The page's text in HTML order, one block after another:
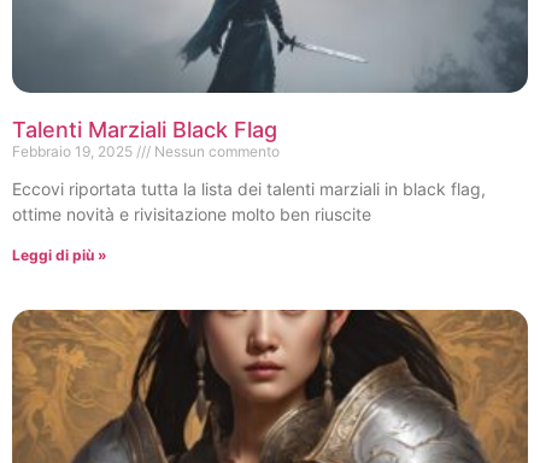
Talenti Marziali Black Flag
Febbraio 19, 2025 Nessun commento
Eccovi riportata tutta la lista dei talenti marziali in black flag,
ottime novità e rivisitazione molto ben riuscite
Leggi di più »